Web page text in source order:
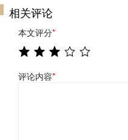
相关评论
本文评分*
评论内容*